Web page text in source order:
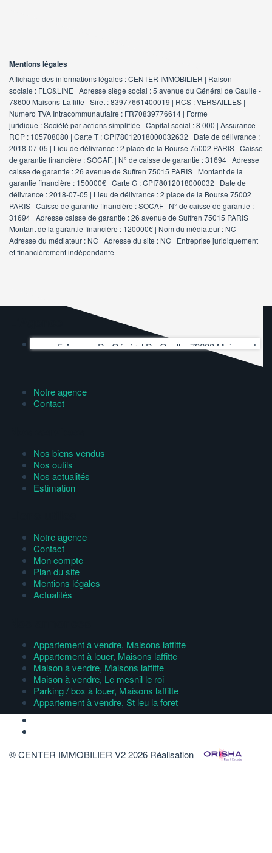
Mentions légales
Affichage des informations légales : CENTER IMMOBILIER | Raison
sociale : FLO&LINE | Adresse siège social : 5 avenue du Général de Gaulle -
78600 Maisons-Laffitte | Siret : 83977661400019 | RCS : VERSAILLES |
Numero TVA Intracommunautaire : FR70839776614 | Forme
juridique : Société par actions simplifiée | Capital social : 8 000 | Assurance
RCP : 105708080 | Carte T : CPI78012018000032632 | Date de délivrance :
2018-07-05 | Lieu de délivrance : 2 place de la Bourse 75002 PARIS | Caisse
de garantie financière : SOCAF. | N° de caisse de garantie : 31694 | Adresse
caisse de garantie : 26 avenue de Suffren 75015 PARIS | Montant de la
garantie financière : 150000€ | Carte G : CPI78012018000032 | Date de
délivrance : 2018-07-05 | Lieu de délivrance : 2 place de la Bourse 75002
PARIS | Caisse de garantie financière : SOCAF | N° de caisse de garantie :
31694 | Adresse caisse de garantie : 26 avenue de Suffren 75015 PARIS |
Montant de la garantie financière : 120000€ | Nom du médiateur : NC |
Adresse du médiateur : NC | Adresse du site : NC | Entreprise juridiquement
et financièrement indépendante
5 Avenue Du Général De Gaulle, 78600 Maisons-
Notre agence
Contact
Nos biens vendus
Nos outils
Nos actualités
Estimation
Notre agence
Contact
Mon compte
Plan du site
Mentions légales
Actualités
Appartement à vendre, Maisons laffitte
Appartement à louer, Maisons laffitte
Maison à vendre, Maisons laffitte
Maison à vendre, Le mesnil le roi
Parking / box à louer, Maisons laffitte
Appartement à vendre, St leu la foret
© CENTER IMMOBILIER V2 2026 Réalisation